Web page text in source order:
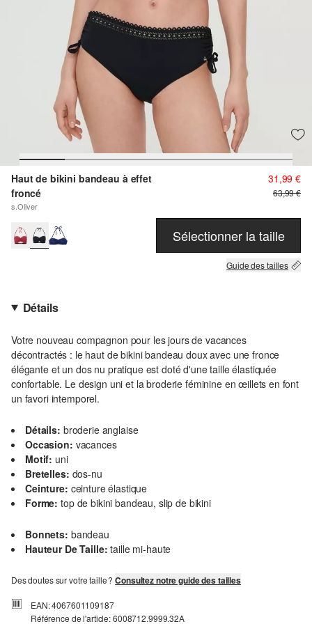
Haut de bikini bandeau à effet
froncé
s.Oliver
31,99 €
63,99 €
Sélectionner la taille
Guide des tailles
Détails
Votre nouveau compagnon pour les jours de vacances
décontractés : le haut de bikini bandeau doux avec une fronce
élégante et un dos nu pratique est doté d'une taille élastiquée
confortable. Le design uni et la broderie féminine en œillets en font
un favori intemporel.
Détails: broderie anglaise
Occasion: vacances
Motif: uni
Bretelles: dos-nu
Ceinture: ceinture élastique
Forme: top de bikini bandeau, slip de bikini
Bonnets: bandeau
Hauteur De Taille: taille mi-haute
Des doutes sur votre taille ?Consultez notre guide des tailles
EAN: 4067601109187
Référence de l'article: 6008712.9999.32A